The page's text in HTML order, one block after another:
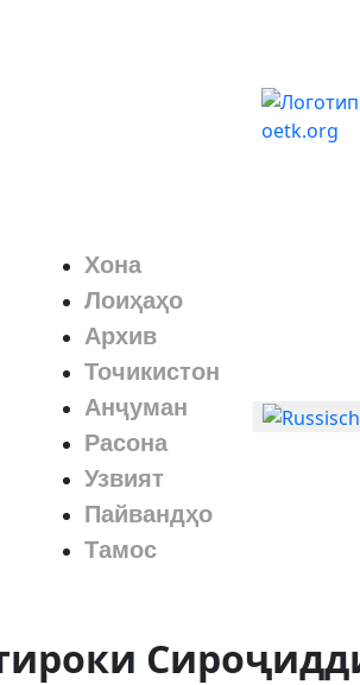
Хона
Лоиҳаҳо
Архив
Точикистон
Анҷуман
Расона
Узвият
Пайвандҳо
Тамос
Выберите